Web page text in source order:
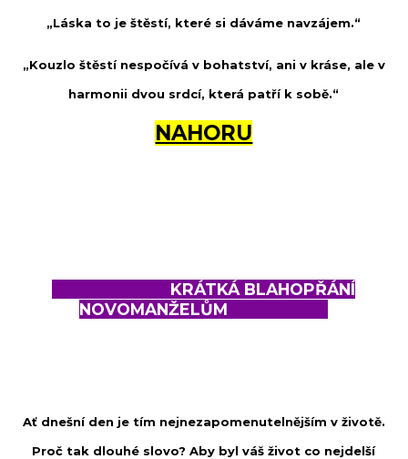
„Láska to je štěstí, které si dáváme navzájem.“
„Kouzlo štěstí nespočívá v bohatství, ani v kráse, ale v
harmonii dvou srdcí, která patří k sobě.“
NAHORU
KRÁTKÁ BLAHOPŘÁNÍ
NOVOMANŽELŮM
Ať dnešní den je tím nejnezapomenutelnějším v životě.
Proč tak dlouhé slovo? Aby byl váš život co nejdelší